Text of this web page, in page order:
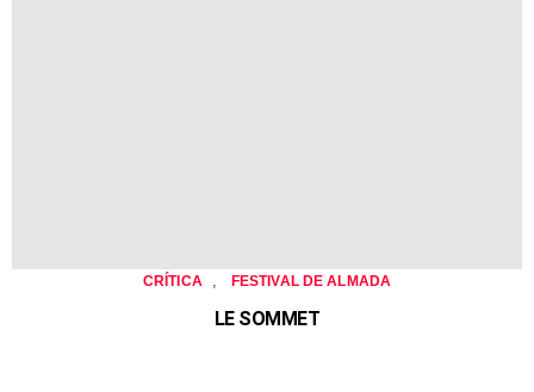
CRÍTICA FESTIVAL DE ALMADA
LE SOMMET